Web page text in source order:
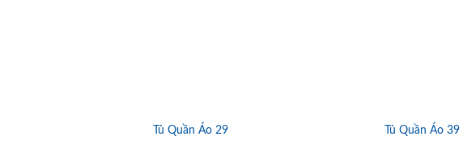
Tủ Quần Áo 29 Tủ Quần Áo 39